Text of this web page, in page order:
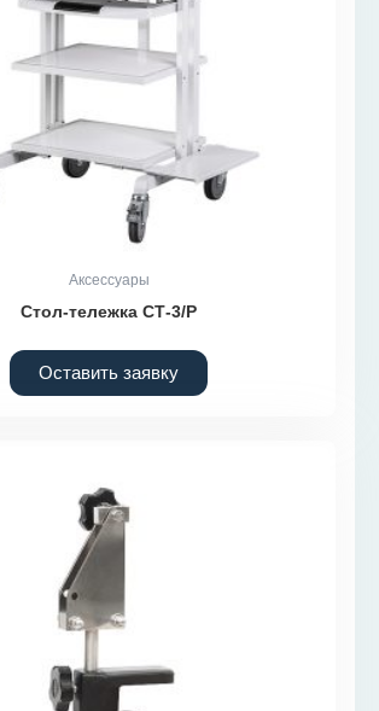
Аксессуары
Стол-тележка СТ-3/Р
Оставить заявку